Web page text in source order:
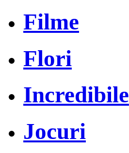
Filme
Flori
Incredibile
Jocuri